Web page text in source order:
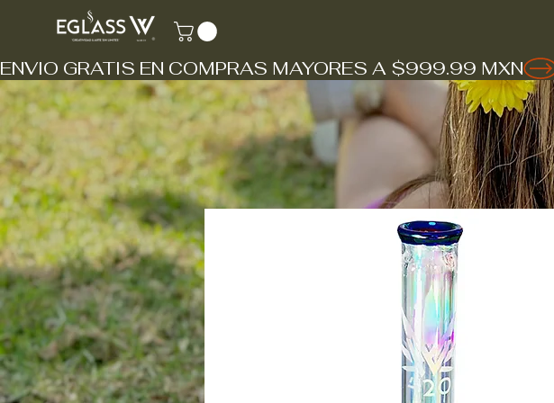
ENVIO GRATIS EN COMPRAS MAYORES A $999.99 MXN